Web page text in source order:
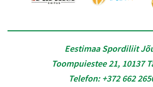
Eestimaa Spordiliit
Toompuiestee 21, 10137
Telefon: +372 662